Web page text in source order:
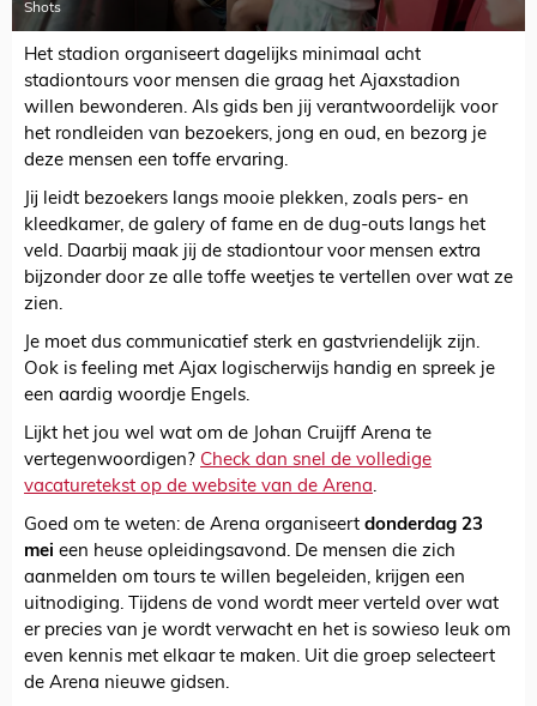
Shots
Het stadion organiseert dagelijks minimaal acht
stadiontours voor mensen die graag het Ajaxstadion
willen bewonderen. Als gids ben jij verantwoordelijk voor
het rondleiden van bezoekers, jong en oud, en bezorg je
deze mensen een toffe ervaring.
Jij leidt bezoekers langs mooie plekken, zoals pers- en
kleedkamer, de galery of fame en de dug-outs langs het
veld. Daarbij maak jij de stadiontour voor mensen extra
bijzonder door ze alle toffe weetjes te vertellen over wat ze
zien.
Je moet dus communicatief sterk en gastvriendelijk zijn.
Ook is feeling met Ajax logischerwijs handig en spreek je
een aardig woordje Engels.
Lijkt het jou wel wat om de Johan Cruijff Arena te
vertegenwoordigen? Check dan snel de volledige
vacaturetekst op de website van de Arena.
Goed om te weten: de Arena organiseert donderdag 23
mei een heuse opleidingsavond. De mensen die zich
aanmelden om tours te willen begeleiden, krijgen een
uitnodiging. Tijdens de vond wordt meer verteld over wat
er precies van je wordt verwacht en het is sowieso leuk om
even kennis met elkaar te maken. Uit die groep selecteert
de Arena nieuwe gidsen.